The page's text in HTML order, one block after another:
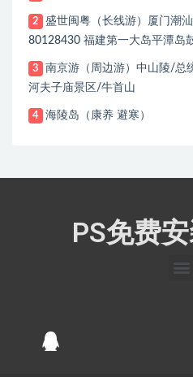
2
盛世闽粤（长线游）厦门潮
80128430 福建第一大岛平潭岛
3
南京游（周边游）中山陵/总
河夫子庙景区/牛首山
4 海陵岛（康养 避寒）
PS免费